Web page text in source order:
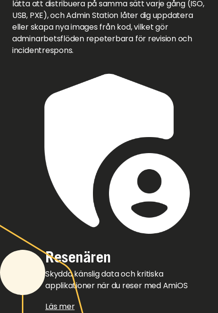
lätta att distribuera på samma sätt varje gång (ISO,
USB, PXE), och Admin Station låter dig uppdatera
eller skapa nya images från kod, vilket gör
adminarbetsflöden repeterbara för revision och
incidentrespons.
Resenären
Skydda känslig data och kritiska
applikationer när du reser med AmiOS
Läs mer